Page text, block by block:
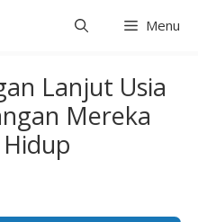
Menu
Lanjut Usia
Mereka